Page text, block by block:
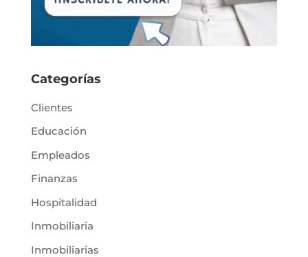
Categorías
Clientes
Educación
Empleados
Finanzas
Hospitalidad
Inmobiliaria
Inmobiliarias